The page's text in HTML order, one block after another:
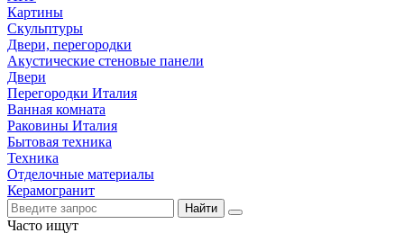
Картины
Скульптуры
Двери, перегородки
Акустические стеновые панели
Двери
Перегородки Италия
Ванная комната
Раковины Италия
Бытовая техника
Техника
Отделочные материалы
Керамогранит
Найти
Часто ищут